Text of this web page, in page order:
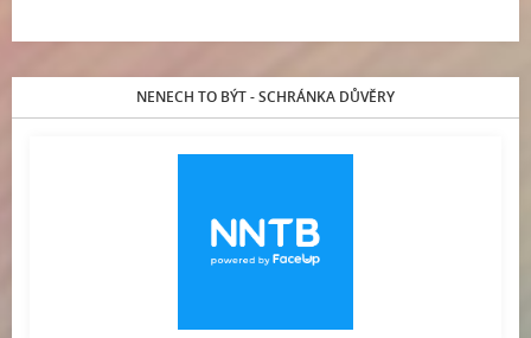
NENECH TO BÝT - SCHRÁNKA DŮVĚRY